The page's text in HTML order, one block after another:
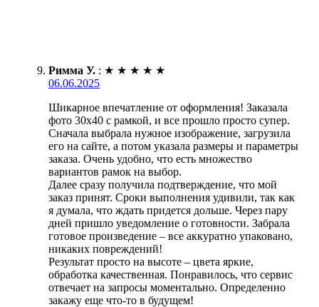
Римма У. : ★ ★ ★ ★ ★
06.06.2025
Шикарное впечатление от оформления! Заказала
фото 30х40 с рамкой, и все прошло просто супер.
Сначала выбрала нужное изображение, загрузила
его на сайте, а потом указала размеры и параметры
заказа. Очень удобно, что есть множество
вариантов рамок на выбор.
Далее сразу получила подтверждение, что мой
заказ принят. Сроки выполнения удивили, так как
я думала, что ждать придется дольше. Через пару
дней пришло уведомление о готовности. Забрала
готовое произведение – все аккуратно упаковано,
никаких повреждений!
Результат просто на высоте – цвета яркие,
обработка качественная. Понравилось, что сервис
отвечает на запросы моментально. Определенно
закажу еще что-то в будущем!